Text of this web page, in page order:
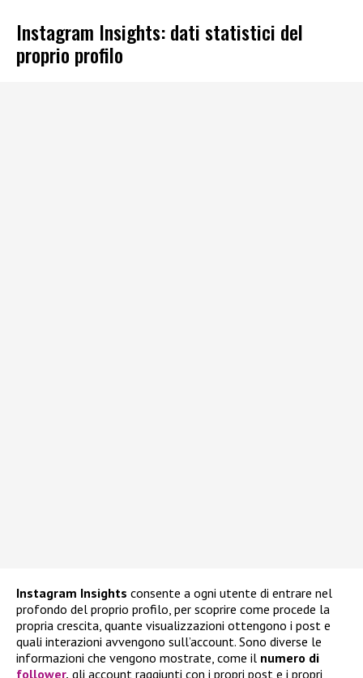
Instagram Insights: dati statistici del
proprio profilo
Instagram Insights consente a ogni utente di entrare nel
profondo del proprio profilo, per scoprire come procede la
propria crescita, quante visualizzazioni ottengono i post e
quali interazioni avvengono sull’account. Sono diverse le
informazioni che vengono mostrate, come il numero di
follower, gli account raggiunti con i propri post e i propri